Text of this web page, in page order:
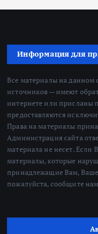
Информация для
Все материалы на данном
источников — имеют
интернете или присланы
предоставляются
Права на материалы
Администрация сайта
материала не несет.
материалы, которые
принадлежащие Вам,
пожалуйста, сообщите